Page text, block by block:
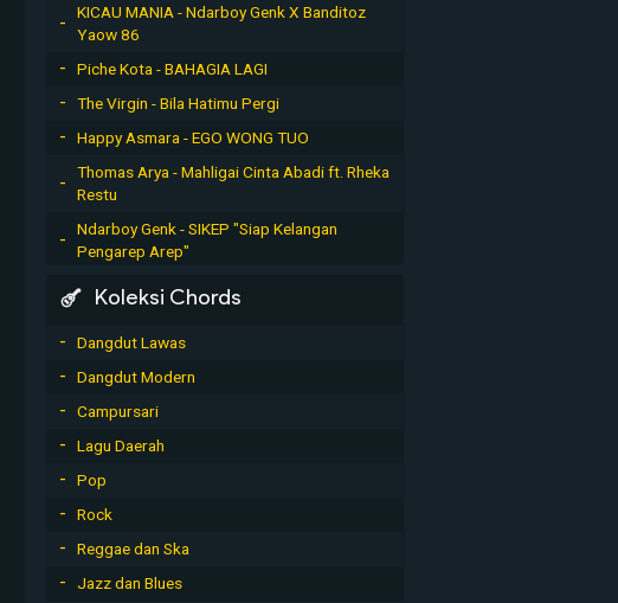
KICAU MANIA - Ndarboy Genk X Banditoz
Yaow 86
Piche Kota - BAHAGIA LAGI
The Virgin - Bila Hatimu Pergi
Happy Asmara - EGO WONG TUO
Thomas Arya - Mahligai Cinta Abadi ft. Rheka
Restu
Ndarboy Genk - SIKEP "Siap Kelangan
Pengarep Arep"
Koleksi Chords
Dangdut Lawas
Dangdut Modern
Campursari
Lagu Daerah
Pop
Rock
Reggae dan Ska
Jazz dan Blues